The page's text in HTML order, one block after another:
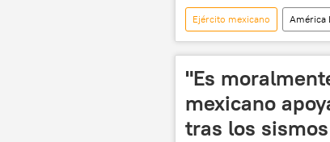
Ejército mexicano América
Secretaría de la Defensa
"Es
mexicano
tras los